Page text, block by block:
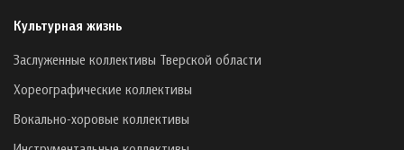
Культурная жизнь
Заслуженные коллективы Тверской области
Хореографические коллективы
Вокально-хоровые коллективы